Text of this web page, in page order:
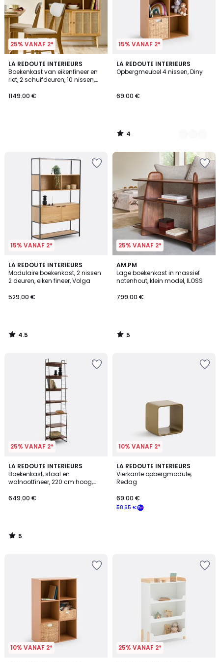
25% VANAF 2*
LA REDOUTE INTERIEURS
Boekenkast van eikenfineer en
riet, 2 schuifdeuren, 10 nissen,
1149.00 €
15% VANAF 2*
LA REDOUTE INTERIEURS
Opbergmeubel 4 nissen, Diny
69.00 €
4
/
3
Kleuren
4
/
15% VANAF 2*
LA REDOUTE INTERIEURS
Modulaire boekenkast, 2 nissen
2 deuren, eiken fineer, Volga
529.00 €
4.5
/ 5
4.5
/
25% VANAF 2*
AM.PM
Lage boekenkast in massief
notenhout, klein model, ILOSS
799.00 €
5
/
5
5
/
25% VANAF 2*
LA REDOUTE INTERIEURS
Boekenkast, staal en
walnootfineer, 220 cm hoog,
649.00 €
5
/
5
5
/
10% VANAF 2*
LA REDOUTE INTERIEURS
Vierkante opbergmodule,
Redag
58.65 €
69.00 €
10% VANAF 2* 25% VANAF 2*